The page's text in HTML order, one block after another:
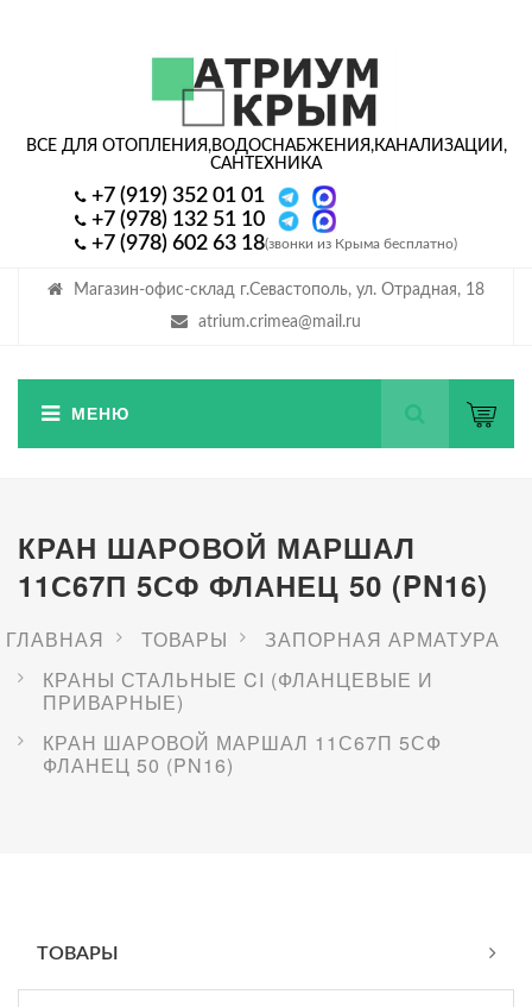
Магазин-офис-склад г.Севастополь, ул. Отрадная, 18
atrium.crimea@mail.ru
ВСЕ ДЛЯ ОТОПЛЕНИЯ,ВОДОСНАБЖЕНИЯ,КАНАЛИЗАЦИИ,
САНТЕХНИКА
+7 (919) 352 01 01
+7 (978) 132 51 10
+7 (978) 602 63 18(звонки из Крыма бесплатно)
КРАН ШАРОВОЙ МАРШАЛ
11С67П 5СФ ФЛАНЕЦ 50 (PN16)
ГЛАВНАЯ ТОВАРЫ
ЗАПОРНАЯ АРМАТУРА
КРАНЫ СТАЛЬНЫЕ CI (ФЛАНЦЕВЫЕ И
ПРИВАРНЫЕ)
КРАН ШАРОВОЙ МАРШАЛ 11С67П 5СФ
ФЛАНЕЦ 50 (PN16)
ТОВАРЫ